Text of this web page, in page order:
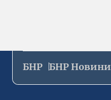
БНР БНР Новини